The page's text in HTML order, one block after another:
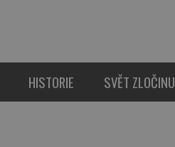
HISTORIE SVĚT ZLOČINU